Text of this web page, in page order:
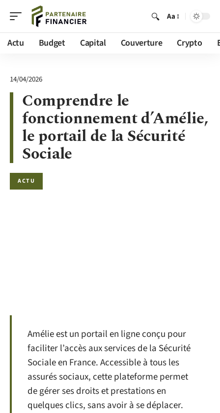
Aa
Actu Budget Capital Couverture Crypto
14/04/2026
Comprendre le
fonctionnement d’Amélie,
le portail de la Sécurité
Sociale
ACTU
Amélie est un portail en ligne conçu pour
faciliter l’accès aux services de la Sécurité
Sociale en France. Accessible à tous les
assurés sociaux, cette plateforme permet
de gérer ses droits et prestations en
quelques clics, sans avoir à se déplacer.